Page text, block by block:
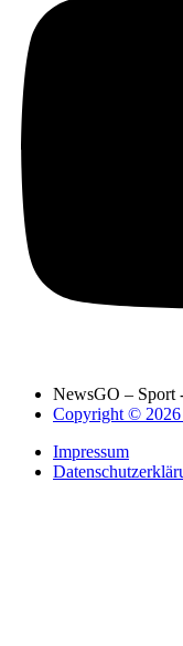
NewsGO – Sport
Copyright © 2026
Impressum